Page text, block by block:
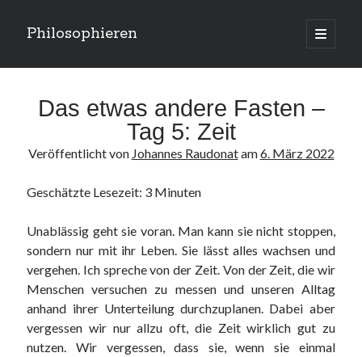
Philosophieren
open
primary
Meta
Anmelden
Eintrags-Feed
Kommentar-Feed
WordPress.org
Das etwas andere Fasten –
Tag 5: Zeit
Veröffentlicht von Johannes Raudonatam6. März 2022
Geschätzte Lesezeit: 3 Minuten
Unablässig geht sie voran. Man kann sie nicht stoppen,
sondern nur mit ihr Leben. Sie lässt alles wachsen und
vergehen. Ich spreche von der Zeit. Von der Zeit, die wir
Menschen versuchen zu messen und unseren Alltag
anhand ihrer Unterteilung durchzuplanen. Dabei aber
vergessen wir nur allzu oft, die Zeit wirklich gut zu
nutzen. Wir vergessen, dass sie, wenn sie einmal